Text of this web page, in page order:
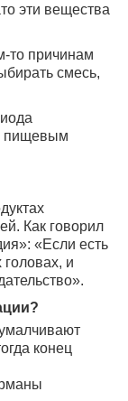
эти вещества
то причинам
смесь,
пищевым
Как говорил
«Если есть
головах, и
конец